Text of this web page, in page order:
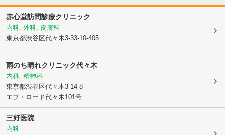
赤心堂訪問診療クリニック
内科, 外科, 皮膚科
東京都渋谷区代々木3-33-10-405
雨のち晴れクリニック代々木
内科, 精神科
東京都渋谷区代々木3-14-8
エフ・ロード代々木101号
三好医院
内科